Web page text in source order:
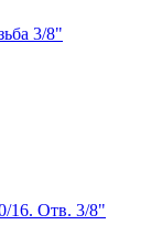
3/8"
16. Отв. 3/8"